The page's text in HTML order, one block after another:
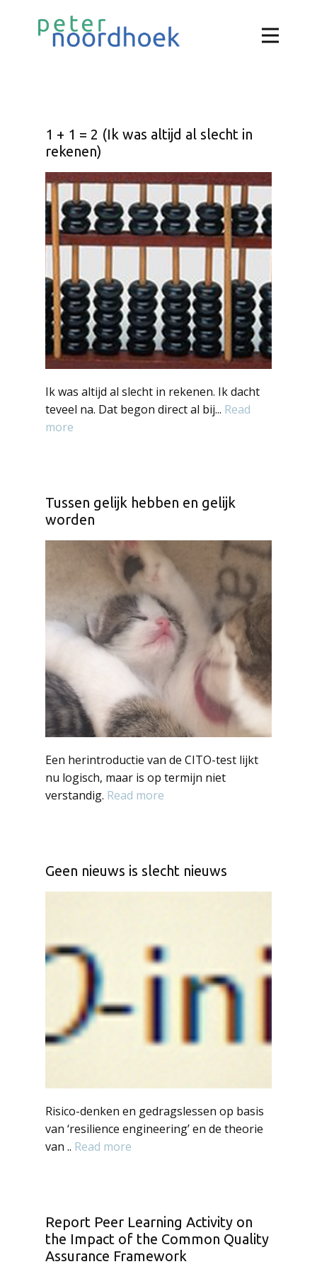
1 + 1 = 2 (Ik was altijd al slecht in
rekenen)
Ik was altijd al slecht in rekenen. Ik dacht
teveel na. Dat begon direct al bij... Read
more
Tussen gelijk hebben en gelijk
worden
Een herintroductie van de CITO-test lijkt
nu logisch, maar is op termijn niet
verstandig. Read more
Geen nieuws is slecht nieuws
Risico-denken en gedragslessen op basis
van ‘resilience engineering’ en de theorie
van .. Read more
Report Peer Learning Activity on
the Impact of the Common Quality
Assurance Framework